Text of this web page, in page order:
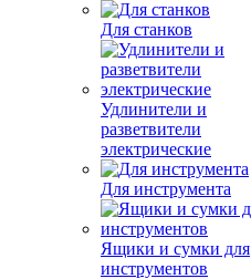
Для станков
Удлинители и
разветвители
электрические
Для инструмента
Ящики и сумки для
инструментов